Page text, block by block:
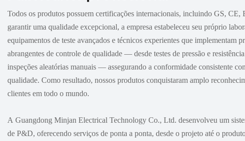
Todos os produtos possuem certificações internacionais, incluindo GS,
garantir uma qualidade excepcional, a empresa estabeleceu seu próprio
equipamentos de teste avançados e técnicos experientes que implementam
abrangentes de controle de qualidade — desde testes de pressão e
inspeções aleatórias manuais — assegurando a conformidade consistente
qualidade. Como resultado, nossos produtos conquistaram amplo
clientes em todo o mundo.
A Guangdong Minjan Electrical Technology Co., Ltd. desenvolveu um
de P&D, oferecendo serviços de ponta a ponta, desde o projeto até o